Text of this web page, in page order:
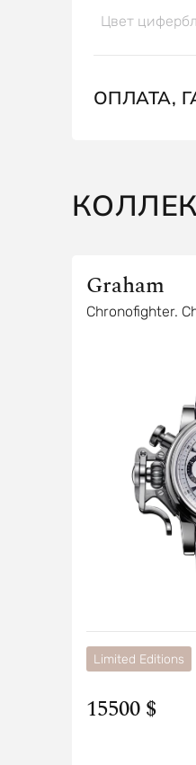
Цвет
ОПЛАТА,
Graham
Chronofighter.
Limited Editions
15500 $